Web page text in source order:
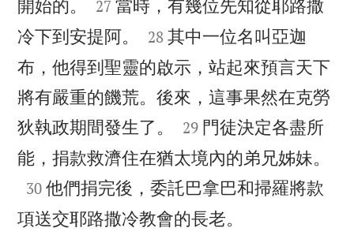
開始的。
27 當時，有幾位先知從耶路撒
冷下到安提阿。


28 其中一位名叫亞迦
布，他得到聖靈的啟示，站起來預言天下
將有嚴重的饑荒。後來，這事果然在克勞
狄執政期間發生了。


29 門徒決定各盡所
能，捐款救濟住在猶太境內的弟兄姊妹。

30 他們捐完後，委託巴拿巴和掃羅將款
項送交耶路撒冷教會的長老。